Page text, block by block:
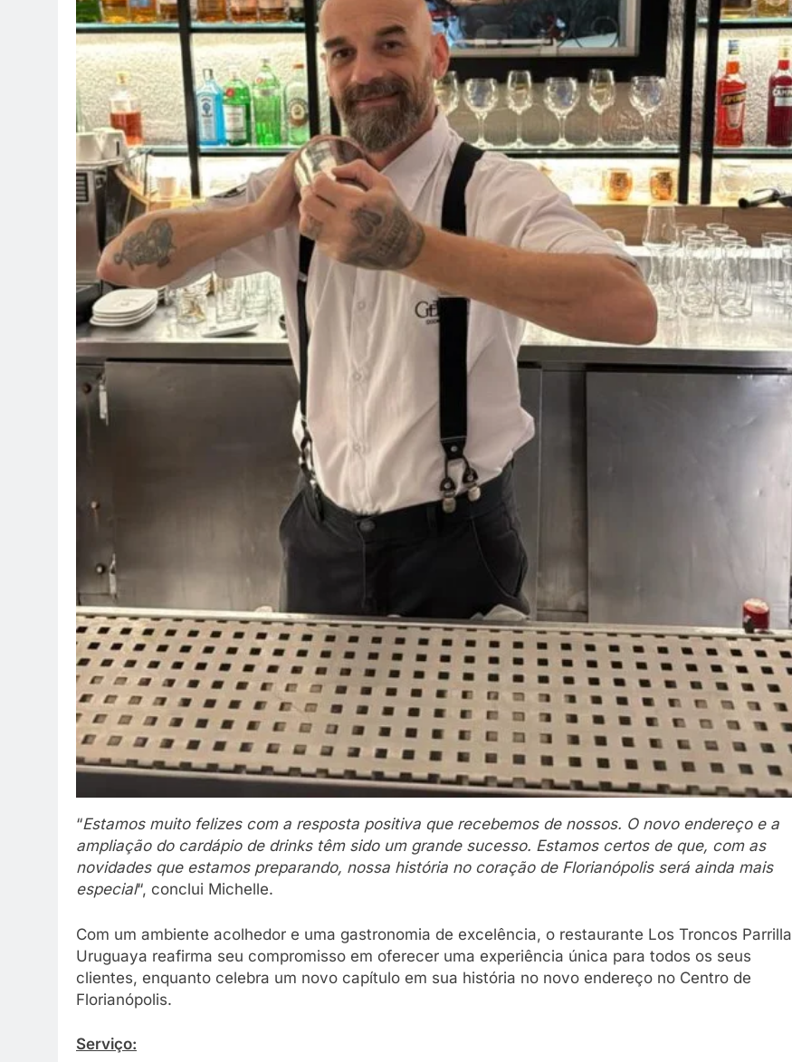
“Estamos muito felizes com a resposta positiva que recebemos de nossos. O novo endereço e a
ampliação do cardápio de drinks têm sido um grande sucesso. Estamos certos de que, com as
novidades que estamos preparando, nossa história no coração de Florianópolis será ainda mais
especial“, conclui Michelle.
Com um ambiente acolhedor e uma gastronomia de excelência, o restaurante Los Troncos Parrilla
Uruguaya reafirma seu compromisso em oferecer uma experiência única para todos os seus
clientes, enquanto celebra um novo capítulo em sua história no novo endereço no Centro de
Florianópolis.
Serviço: